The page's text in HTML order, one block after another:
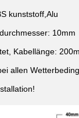
kunststoff,Alu
10mm
Kabellänge:
allen